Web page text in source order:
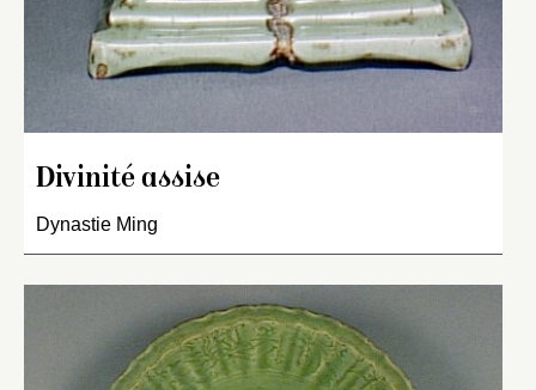
Divinité assise
Dynastie Ming